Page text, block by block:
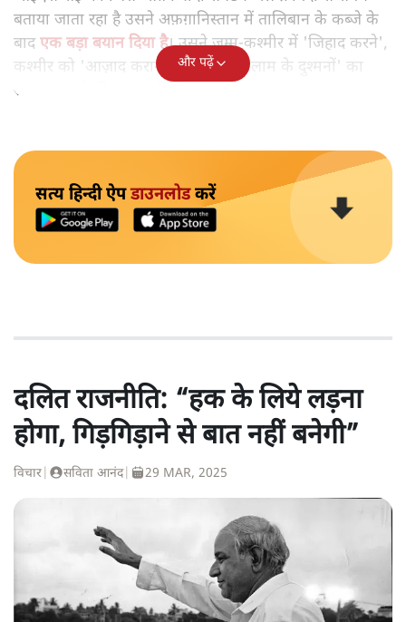
बताया जाता रहा है उसने अफ़ग़ानिस्तान में तालिबान के कब्जे के
बादएक बड़ा बयान दिया है। उसने जम्मू-कश्मीर में 'जिहाद करने',
कश्मीर को 'आज़ाद कराने' और वहाँ 'इसलाम के दुश्मनों' का
सफ़ाया करने की बात कही थी।
और पढ़ें
सत्य हिन्दी ऐपडाउनलोडकरें
दलित राजनीति: “हक के लिये लड़ना
होगा, गिड़गिड़ाने से बात नहीं बनेगी”
विचार सविता आनंद| 29 MAR, 2025